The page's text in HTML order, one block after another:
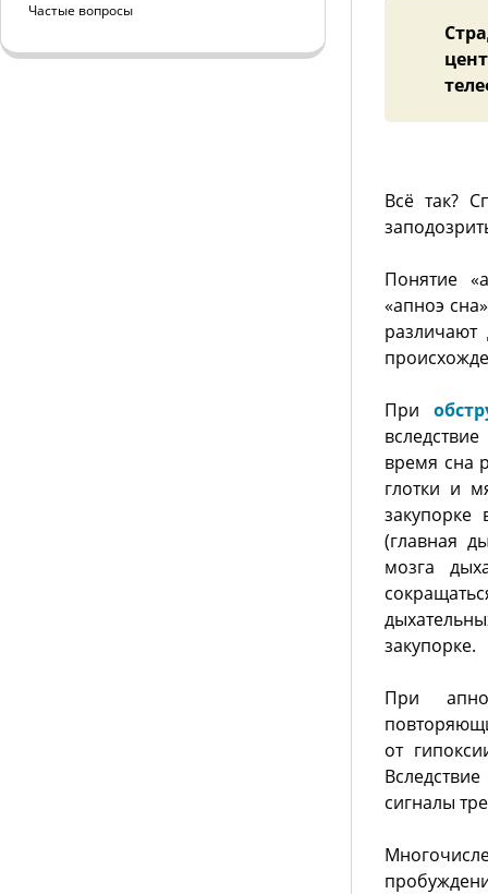
Всё так?
Понятие
«апноэ
При
время сна
глотки и
(главная
мозга
закупорке.
При
от
сигналы
Частые вопросы